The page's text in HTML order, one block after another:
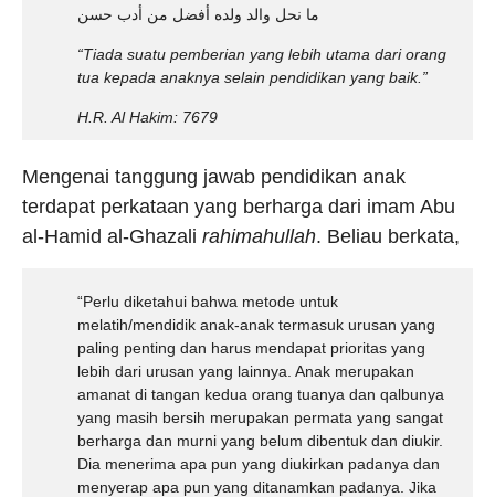
ما نحل والد ولده أفضل من أدب حسن
“Tiada suatu pemberian yang lebih utama dari orang
tua kepada anaknya selain pendidikan yang baik.”
H.R. Al Hakim: 7679
Mengenai tanggung jawab pendidikan anak
terdapat perkataan yang berharga dari imam Abu
al-Hamid al-Ghazali rahimahullah. Beliau berkata,
“Perlu diketahui bahwa metode untuk
melatih/mendidik anak-anak termasuk urusan yang
paling penting dan harus mendapat prioritas yang
lebih dari urusan yang lainnya. Anak merupakan
amanat di tangan kedua orang tuanya dan qalbunya
yang masih bersih merupakan permata yang sangat
berharga dan murni yang belum dibentuk dan diukir.
Dia menerima apa pun yang diukirkan padanya dan
menyerap apa pun yang ditanamkan padanya. Jika